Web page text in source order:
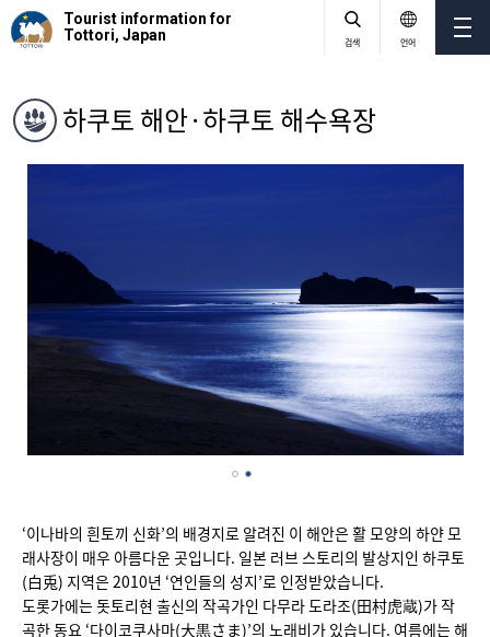
Tourist information for
Tottori, Japan
검색 언어
하쿠토 해안·하쿠토 해수욕장
‘이나바의 흰토끼 신화’의 배경지로 알려진 이 해안은 활 모양의 하얀 모
래사장이 매우 아름다운 곳입니다. 일본 러브 스토리의 발상지인 하쿠토
(白兎) 지역은 2010년 ‘연인들의 성지’로 인정받았습니다.
도롯가에는 돗토리현 출신의 작곡가인 다무라 도라조(田村虎蔵)가 작
곡한 동요 ‘다이코쿠사마(大黒さま)’의 노래비가 있습니다. 여름에는 해